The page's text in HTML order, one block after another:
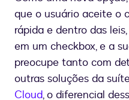
que o usuário aceite o
rápida e dentro das
em um checkbox, e a
preocupe tanto com
outras soluções da
Cloud, o diferencial